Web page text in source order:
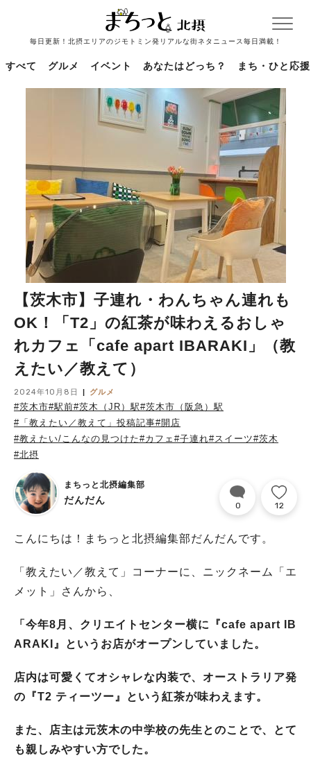
毎日更新！北摂エリアのジモトミン発リアルな街ネタニュース毎日満載！
すべて グルメ イベント あなたはどっち？ まち・ひと応援
【茨木市】子連れ・わんちゃん連れも
OK！「T2」の紅茶が味わえるおしゃ
れカフェ「cafe apart IBARAKI」（教
えたい／教えて）
2024年10月8日 グルメ
#茨木市#駅前#茨木（JR）駅#茨木市（阪急）駅
#「教えたい／教えて」投稿記事#開店
#教えたい/こんなの見つけた#カフェ #子連れ#スイーツ#茨木
#北摂
まちっと北摂編集部
だんだん 0 12
こんにちは！まちっと北摂編集部だんだんです。
「教えたい／教えて」コーナーに、ニックネーム「エ
メット」さんから、
「今年8月、クリエイトセンター横に『cafe apart IB
ARAKI』というお店がオープンしていました。
店内は可愛くてオシャレな内装で、オーストラリア発
の『T2 ティーツー』という紅茶が味わえます。
また、店主は元茨木の中学校の先生とのことで、とて
も親しみやすい方でした。